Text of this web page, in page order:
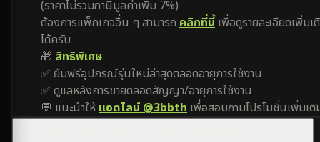
(ราคาไม่รวมภาษีมูลค่าเพิ่ม 7%)
ต้องการแพ็กเกจอื่น ๆ สามารถ คลิกที่นี้เพื่อดูรายละเอียดเพิ่มเ
ได้ครับ
🎁 สิทธิพิเศษ:
✅ ยืมฟรีอุปกรณ์รุ่นใหม่ล่าสุดตลอดอายุการใช้งาน
✅ ดูแลหลังการขายตลอดสัญญา/อายุการใช้งาน
💬 แนะนำให้แอดไลน์ @3bbth เพื่อสอบถามโปรโมชั่นเพิ่มเติ